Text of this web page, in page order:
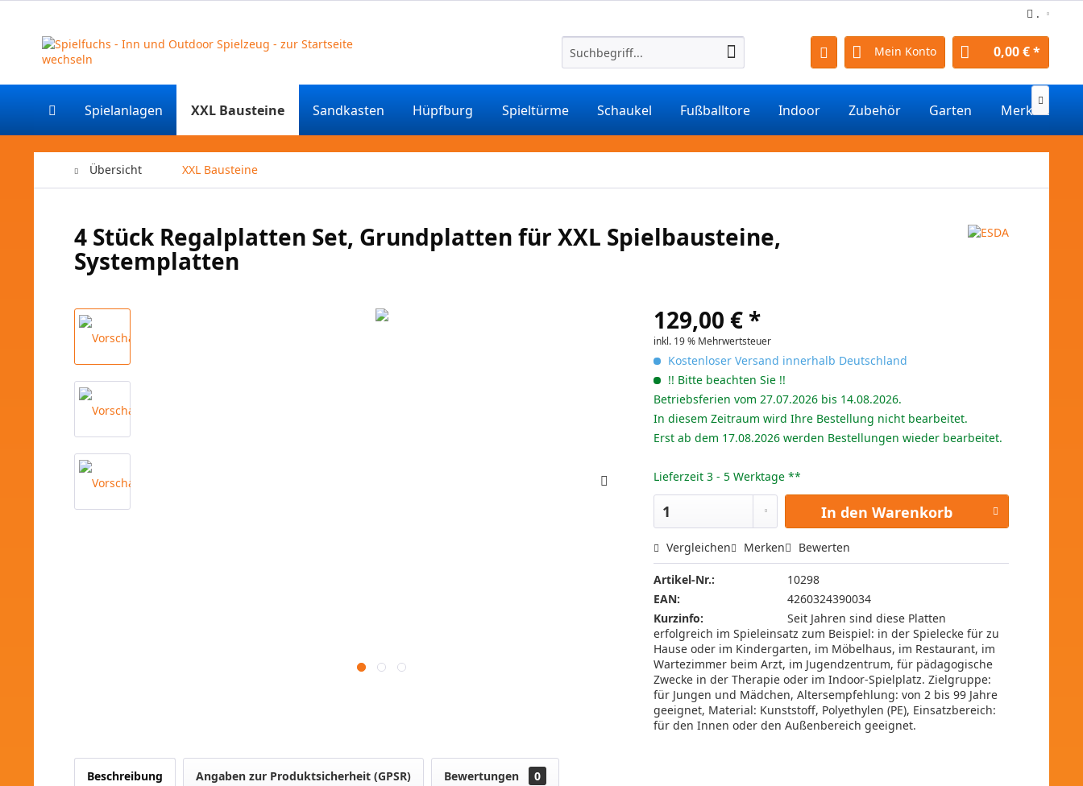
.
Mein Konto 0,00 € *
Spielanlagen XXL Bausteine Sandkasten Hüpfburg Spieltürme Schaukel Fußballtore Indoor Zubehör Garten Merkmale

Übersicht XXL Bausteine
4 Stück Regalplatten Set, Grundplatten für XXL Spielbausteine,
Systemplatten
129,00 € *
inkl. 19 % Mehrwertsteuer
Kostenloser Versand innerhalb Deutschland
!! Bitte beachten Sie !!
Betriebsferien vom 27.07.2026 bis 14.08.2026.
In diesem Zeitraum wird Ihre Bestellung nicht bearbeitet.
Erst ab dem 17.08.2026 werden Bestellungen wieder bearbeitet.
Lieferzeit 3 - 5 Werktage **
In den Warenkorb
Vergleichen Merken Bewerten
Artikel-Nr.:
10298
EAN:
4260324390034
Kurzinfo:
Seit Jahren sind diese Platten
erfolgreich im Spieleinsatz zum Beispiel: in der Spielecke für zu
Hause oder im Kindergarten, im Möbelhaus, im Restaurant, im
Wartezimmer beim Arzt, im Jugendzentrum, für pädagogische
Zwecke in der Therapie oder im Indoor-Spielplatz. Zielgruppe:
für Jungen und Mädchen, Altersempfehlung: von 2 bis 99 Jahre
geeignet, Material: Kunststoff, Polyethylen (PE), Einsatzbereich:
für den Innen oder den Außenbereich geeignet.
Beschreibung Angaben zur Produktsicherheit (GPSR) Bewertungen 0